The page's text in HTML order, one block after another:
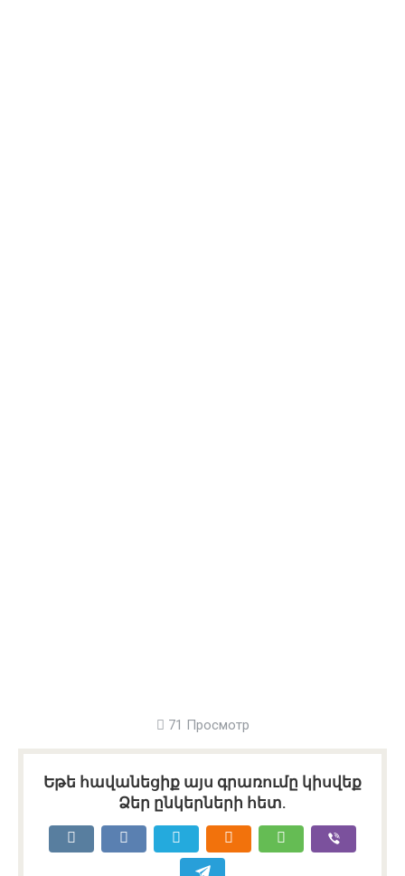
71 Просмотр
Եթե հավանեցիք այս գրառումը կիսվեք
Ձեր ընկերների հետ.